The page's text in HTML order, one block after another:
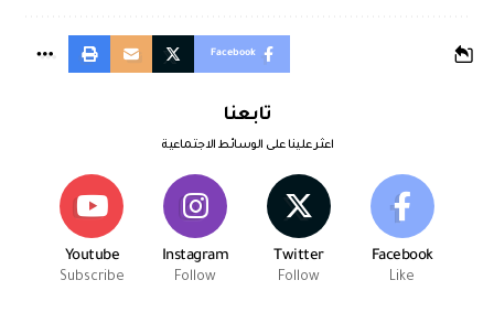
Facebook
تابعنا
اعثر علينا على الوسائط الاجتماعية
Facebook
Like
Twitter
Follow
Instagram
Follow
Youtube
Subscribe